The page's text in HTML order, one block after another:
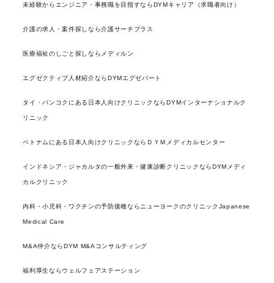
未経験からエンジニア・事務職を目指すならDYMキャリア（求職者向け）
介護の求人・案件探しなら介護サーチプラス
医療福祉のしごと探しならメディルン
エグゼクティブ人材紹介ならDYMエグゼパート
タイ・バンコクにある日本人向けクリニックならDYMインターナショナルク
リニック
ベトナムにある日本人向けクリニックならＤＹＭメディカルセンター
インドネシア・ジャカルタの一般外来・健康診断クリニックならDYMメディ
カルクリニック
内科・小児科・ワクチンの予防接種ならニューヨークのクリニックJapanese
Medical Care
M&A仲介ならDYM M&Aコンサルティング
福利厚生ならウェルフェアステーション